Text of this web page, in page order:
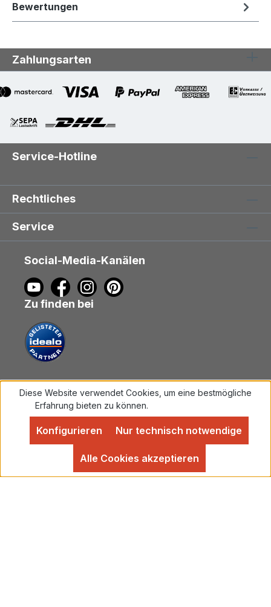
Bewertungen
Zahlungsarten
Service-Hotline
Rechtliches
Service
Social-Media-Kanälen
Zu finden bei
Vertrag widerrufen
Alle Preise inkl. gesetzl. Mehrwertsteuer zzgl.
nicht anders angegeben.
Diese Website verwendet Cookies, um eine bestmögliche
Erfahrung bieten zu können.
Nur technisch notwendige
Konfigurieren
Alle Cookies akzeptieren